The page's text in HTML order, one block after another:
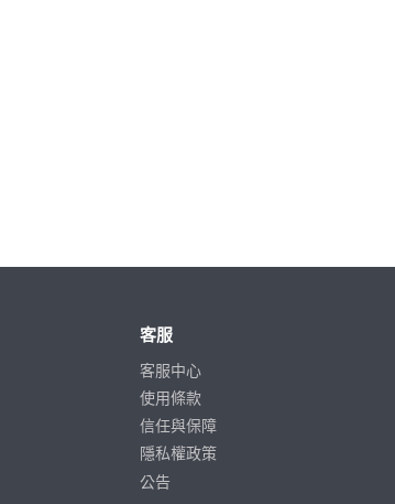
客服
客服中心
使用條款
信任與保障
隱私權政策
公告